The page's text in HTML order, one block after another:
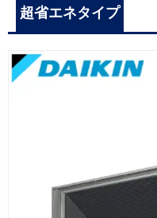
超省エネタイプ